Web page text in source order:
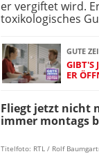
er vergiftet wird.
toxikologisches
GUTE
GIBT'S
ER
Fliegt jetzt nicht
immer montags
Titelfoto: RTL / Rolf